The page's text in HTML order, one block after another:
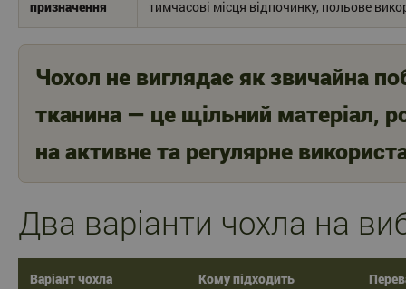
призначення
тимчасові місця відпочинку, польове
Чохол не виглядає як звичайна
тканина — це щільний матеріал,
на активне та регулярне
Два варіанти чохла на
Варіант чохла Кому підходить